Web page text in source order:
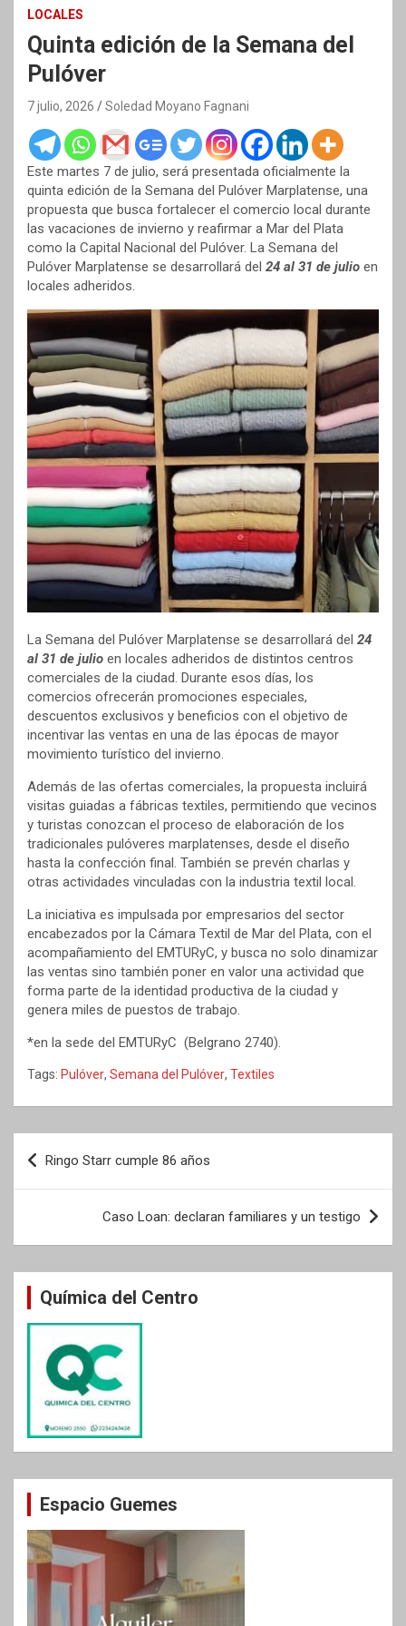
LOCALES
Quinta edición de la Semana del
Pulóver
7 julio, 2026 Soledad Moyano Fagnani
Este martes 7 de julio, será presentada oficialmente la
quinta edición de la Semana del Pulóver Marplatense, una
propuesta que busca fortalecer el comercio local durante
las vacaciones de invierno y reafirmar a Mar del Plata
como la Capital Nacional del Pulóver. La Semana del
Pulóver Marplatense se desarrollará del 24 al 31 de julio en
locales adheridos.
La Semana del Pulóver Marplatense se desarrollará del 24
al 31 de julio en locales adheridos de distintos centros
comerciales de la ciudad. Durante esos días, los
comercios ofrecerán promociones especiales,
descuentos exclusivos y beneficios con el objetivo de
incentivar las ventas en una de las épocas de mayor
movimiento turístico del invierno.
Además de las ofertas comerciales, la propuesta incluirá
visitas guiadas a fábricas textiles, permitiendo que vecinos
y turistas conozcan el proceso de elaboración de los
tradicionales pulóveres marplatenses, desde el diseño
hasta la confección final. También se prevén charlas y
otras actividades vinculadas con la industria textil local.
La iniciativa es impulsada por empresarios del sector
encabezados por la Cámara Textil de Mar del Plata, con el
acompañamiento del EMTURyC, y busca no solo dinamizar
las ventas sino también poner en valor una actividad que
forma parte de la identidad productiva de la ciudad y
genera miles de puestos de trabajo.
*en la sede del EMTURyC (Belgrano 2740).
Tags: Pulóver, Semana del Pulóver, Textiles
Navegación
de
entradas
Ringo Starr cumple 86 años
Caso Loan: declaran familiares y un testigo
Química del Centro
Espacio Guemes